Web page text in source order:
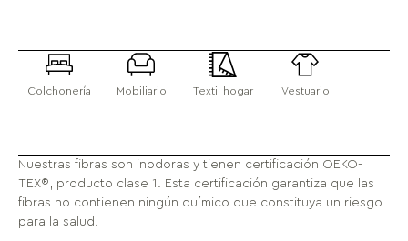
Colchonería Mobiliario Textil hogar Vestuario
Nuestras fibras son inodoras y tienen certificación OEKO-
TEX®, producto clase 1. Esta certificación garantiza que las
fibras no contienen ningún químico que constituya un riesgo
para la salud.